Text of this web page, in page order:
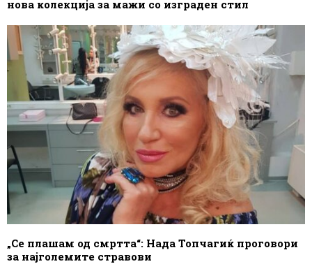
нова колекција за мажи со изграден стил
„Се плашам од смртта“: Нада Топчагиќ проговори
за најголемите стравови